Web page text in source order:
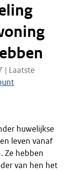
| Laatste
huwelijkse
leven vanaf
Ze hebben
van hen het